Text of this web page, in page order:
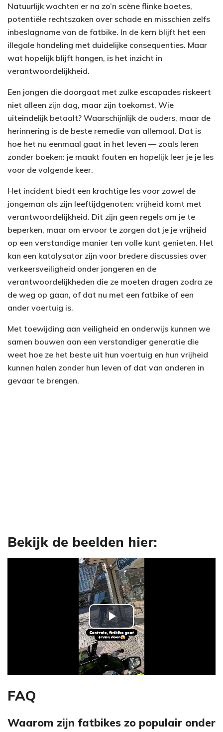
Natuurlijk wachten er na zo’n scène flinke boetes,
potentiële rechtszaken over schade en misschien zelfs
inbeslagname van de fatbike. In de kern blijft het een
illegale handeling met duidelijke consequenties. Maar
wat hopelijk blijft hangen, is het inzicht in
verantwoordelijkheid.
Een jongen die doorgaat met zulke escapades riskeert
niet alleen zijn dag, maar zijn toekomst. Wie
uiteindelijk betaalt? Waarschijnlijk de ouders, maar de
herinnering is de beste remedie van allemaal. Dat is
hoe het nu eenmaal gaat in het leven — zoals leren
zonder boeken: je maakt fouten en hopelijk leer je je les
voor de volgende keer.
Het incident biedt een krachtige les voor zowel de
jongeman als zijn leeftijdgenoten: vrijheid komt met
verantwoordelijkheid. Dit zijn geen regels om je te
beperken, maar om ervoor te zorgen dat je je vrijheid
op een verstandige manier ten volle kunt genieten. Het
kan een katalysator zijn voor bredere discussies over
verkeersveiligheid onder jongeren en de
verantwoordelijkheden die ze moeten dragen zodra ze
de weg op gaan, of dat nu met een fatbike of een
ander voertuig is.
Met toewijding aan veiligheid en onderwijs kunnen we
samen bouwen aan een verstandiger generatie die
weet hoe ze het beste uit hun voertuig en hun vrijheid
kunnen halen zonder hun leven of dat van anderen in
gevaar te brengen.
Bekijk de beelden hier:
P
l
a
V
FAQ
Waarom zijn fatbikes zo populair onder